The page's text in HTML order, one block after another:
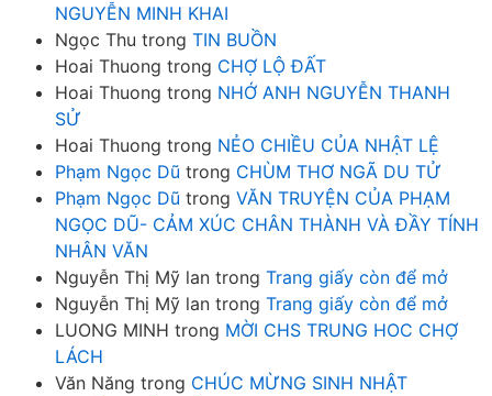
NGUYỄN MINH KHAI
Ngọc Thu trong TIN BUỒN
Hoai Thuong trong CHỢ LỘ ĐẤT
Hoai Thuong trong NHỚ ANH NGUYỄN THANH
SỬ
Hoai Thuong trong NẺO CHIỀU CỦA NHẬT LỆ
Phạm Ngọc Dũ trong CHÙM THƠ NGÃ DU TỬ
Phạm Ngọc Dũ trong VĂN TRUYỆN CỦA PHẠM
NGỌC DŨ- CẢM XÚC CHÂN THÀNH VÀ ĐẦY TÍNH
NHÂN VĂN
Nguyễn Thị Mỹ lan trong Trang giấy còn để mở
Nguyễn Thị Mỹ lan trong Trang giấy còn để mở
LUONG MINH trong MỜI CHS TRUNG HOC CHỢ
LÁCH
Văn Năng trong CHÚC MỪNG SINH NHẬT